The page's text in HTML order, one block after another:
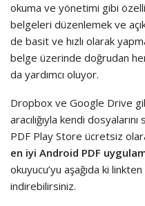
okuma ve yönetimi gibi
belgeleri düzenlemek ve
de basit ve hızlı olarak
belge üzerinde doğrudan
da yardımcı oluyor.
Dropbox ve Google Drive
aracılığıyla kendi
PDF Play Store ücretsiz
en iyi Android PDF
okuyucu’yu aşağıda ki
indirebilirsiniz.